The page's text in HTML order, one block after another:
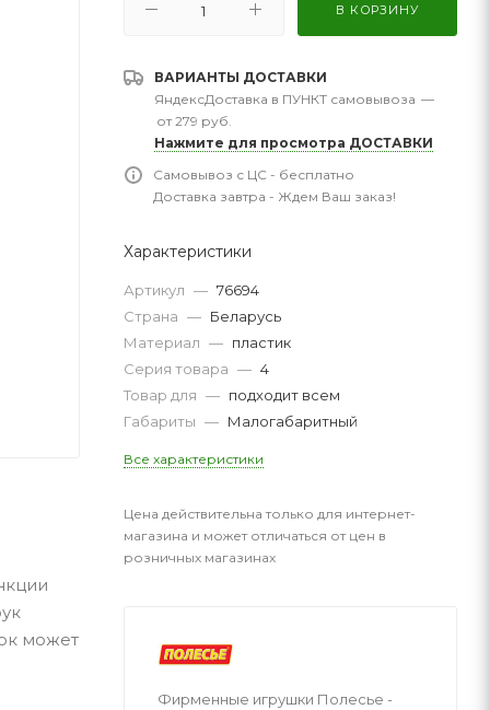
может
В КОРЗИНУ
ВАРИАНТЫ ДОСТАВКИ
ЯндексДоставка в ПУНКТ самовывоза —
от 279 руб.
Нажмите для просмотра ДОСТАВКИ
Самовывоз с ЦС - бесплатно
Доставка завтра - Ждем Ваш заказ!
Характеристики
Артикул — 76694
Страна — Беларусь
Материал — пластик
Серия товара — 4
Товар для — подходит всем
Габариты — Малогабаритный
Все характеристики
Цена действительна только для интернет-
магазина и может отличаться от цен в
розничных магазинах
Фирменные игрушки Полесье -